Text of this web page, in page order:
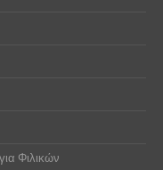
Φιλικών